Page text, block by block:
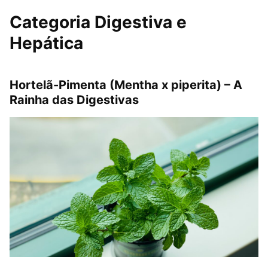
Categoria Digestiva e
Hepática
Hortelã-Pimenta (Mentha x piperita) – A
Rainha das Digestivas